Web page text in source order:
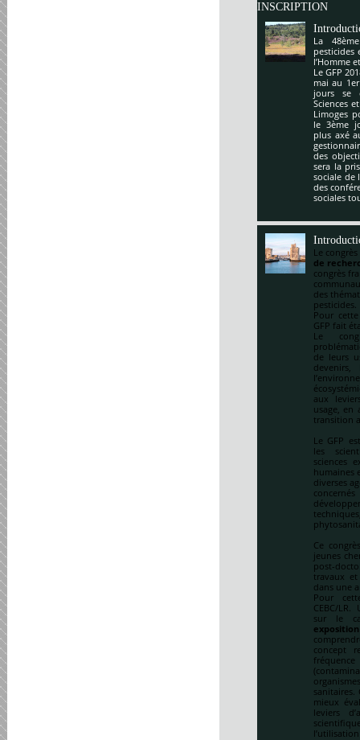
INSCRIPTION
La
pesticides
l’Homme
Le GFP
mai au
jours se
Sciences
Limoges
le 3ème
plus axé
des
sera la
sociale de
des
sociales
Le
de
congrès
des
pesticides.
Pour
GFP fait
Le
de leurs
devenirs,
aux
usage, en
transition
Le GFP
les
sciences
humaines
diverses
Ce
jeunes
post-
travaux
dans une
Pour
CEBC/
sur le
concept
sanitaires.
mieux
leviers